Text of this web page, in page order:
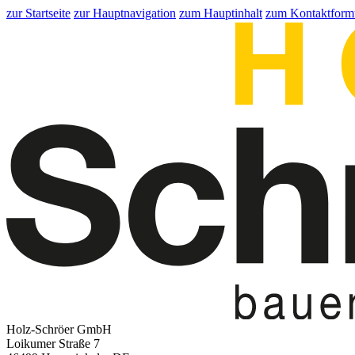
zur Startseite zur Hauptnavigation zum Hauptinhalt zum
Holz-Schröer GmbH
Loikumer Straße 7